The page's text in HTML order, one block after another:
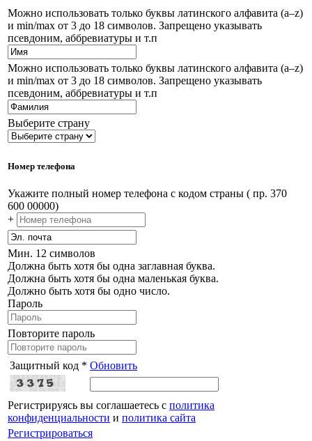
Можно использовать только буквы латинского алфавита (a–z)
и min/max от 3 до 18 символов. Запрещено указывать
псевдоним, аббревиатуры и т.п
Можно использовать только буквы латинского алфавита (a–z)
и min/max от 3 до 18 символов. Запрещено указывать
псевдоним, аббревиатуры и т.п
Выберите страну
Номер телефона
Укажите полный номер телефона с кодом страны ( пр. 370
600 00000)
+
Мин. 12 символов
Должна быть хотя бы одна заглавная буква.
Должна быть хотя бы одна маленькая буква.
Должно быть хотя бы одно число.
Пароль
Повторите пароль
Защитный код * Обновить
Регистрируясь вы соглашаетесь с политика
конфиденциальности и политика сайта
Регистрироваться